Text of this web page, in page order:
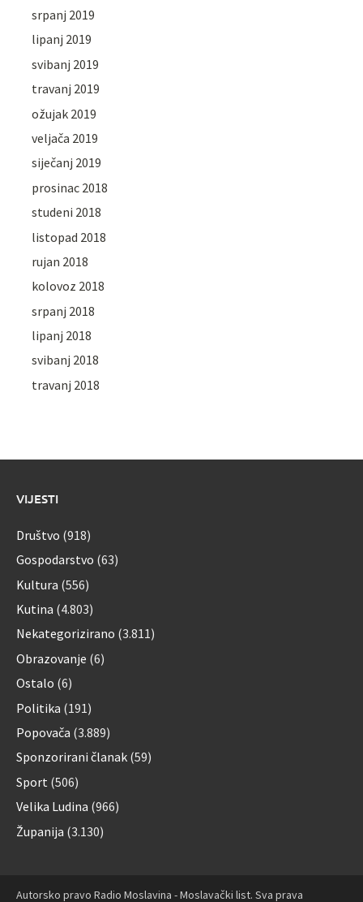
srpanj 2019
lipanj 2019
svibanj 2019
travanj 2019
ožujak 2019
veljača 2019
siječanj 2019
prosinac 2018
studeni 2018
listopad 2018
rujan 2018
kolovoz 2018
srpanj 2018
lipanj 2018
svibanj 2018
travanj 2018
VIJESTI
Društvo (918)
Gospodarstvo (63)
Kultura (556)
Kutina (4.803)
Nekategorizirano (3.811)
Obrazovanje (6)
Ostalo (6)
Politika (191)
Popovača (3.889)
Sponzorirani članak (59)
Sport (506)
Velika Ludina (966)
Županija (3.130)
Autorsko pravo Radio Moslavina - Moslavački list. Sva prava